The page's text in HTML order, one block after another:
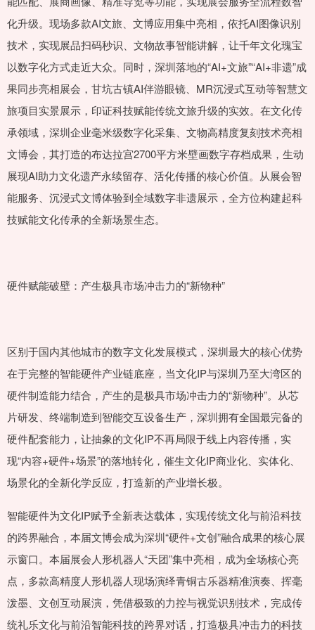
化升级。现场多款AI文旅、文博应用集中亮相，依托AI图像识别
技术，实现展品扫码秒识、文物故事智能讲解，让千年文化瑰宝
以数字化方式走近大众。同时，深圳落地的“AI+文旅”“AI+非遗”成
果同步亮相展会，甘坑古镇AI伴游眼镜、MR沉浸式互动等智慧文
旅项目实景展示，印证科技赋能传统文旅升级的实效。在文化传
承领域，深圳企业毫米级数字化采集、文物高精度复刻技术亮相
文博会，其打造的布达拉宫2700平方米壁画数字存档成果，生动
展现AI助力文化遗产永续留存、活化传播的核心价值。从展会智
能服务、沉浸式文博体验到全域数字非遗展示，全方位构建起科
技赋能文化传承的全新场景生态。
硬件赋能破壁：产生极具市场冲击力的“新物种”
区别于国内其他城市的数字文化发展模式，深圳最大的核心优势
在于完整的智能硬件产业链底座，当文化IP与深圳乃至大湾区的
硬件制造能力结合，产生的是极具市场冲击力的“新物种”。从芯
片研发、终端制造到智能交互设备生产，深圳拥有全国最完备的
硬件配套能力，让抽象的文化IP不再局限于线上内容传播，实
现“内容+硬件+场景”的落地转化，催生文化IP商业化、实体化、
场景化的全新化学反应，打造新的产业增长极。
智能硬件为文化IP赋予全新表达载体，实现传统文化与前沿科技
的跨界融合，本届文博会成为深圳“硬件+文创”融合成果的核心展
示窗口。本届展会人形机器人“天团”集中亮相，成为全场核心亮
点，多款高精度人形机器人现场演绎青铜古乐器精准演奏、挥毫
泼墨、文创互动展演，凭借极致的力控与视觉识别技术，完成传
统礼乐文化与前沿智能科技的跨界对话，打造极具冲击力的科技